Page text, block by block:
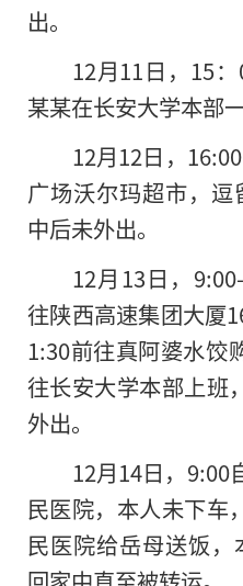
出。
12月11日，15
某某在长安大学本部
12月12日，
广场沃尔玛超市，
中后未外出。
12月13日，
往陕西高速集团大厦
1:30前往真阿婆水饺
往长安大学本部上班
外出。
12月14日，9:00
民医院，本人未下车
民医院给岳母送饭